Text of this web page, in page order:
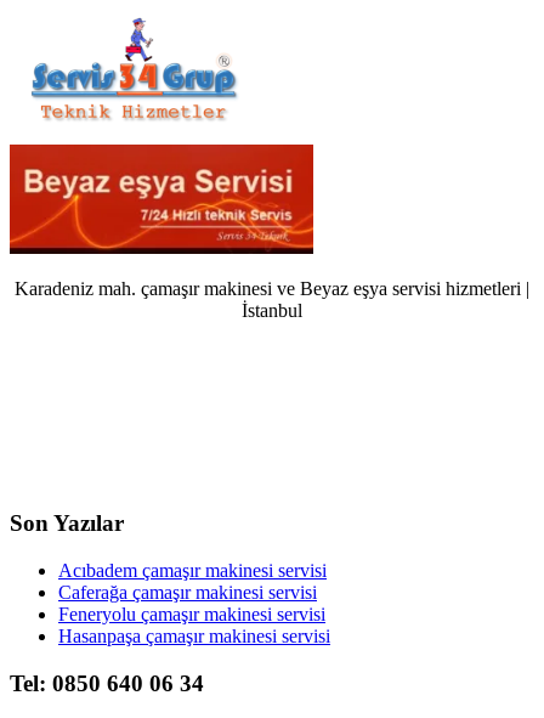
Karadeniz mah. çamaşır makinesi ve Beyaz eşya servisi hizmetleri |
İstanbul
Son Yazılar
Acıbadem çamaşır makinesi servisi
Caferağa çamaşır makinesi servisi
Feneryolu çamaşır makinesi servisi
Hasanpaşa çamaşır makinesi servisi
Tel: 0850 640 06 34